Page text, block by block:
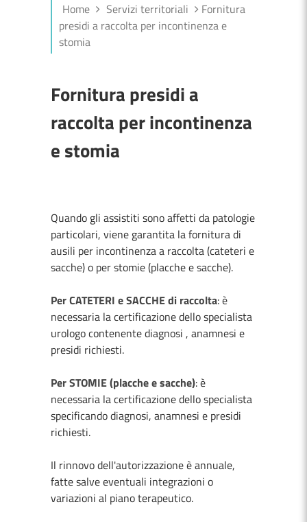
Home Servizi territoriali
Fornitura
presidi a raccolta per incontinenza e
stomia
Fornitura presidi a
raccolta per incontinenza
e stomia
Quando gli assistiti sono affetti da patologie
particolari, viene garantita la fornitura di
ausili per incontinenza a raccolta (cateteri e
sacche) o per stomie (placche e sacche).
Per CATETERI e SACCHE di raccolta: è
necessaria la certificazione dello specialista
urologo contenente diagnosi , anamnesi e
presidi richiesti.
Per STOMIE (placche e sacche): è
necessaria la certificazione dello specialista
specificando diagnosi, anamnesi e presidi
richiesti.
Il rinnovo dell'autorizzazione è annuale,
fatte salve eventuali integrazioni o
variazioni al piano terapeutico.